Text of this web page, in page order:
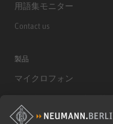
用語集モニター
Contact us
製品
マイクロフォン
モニター